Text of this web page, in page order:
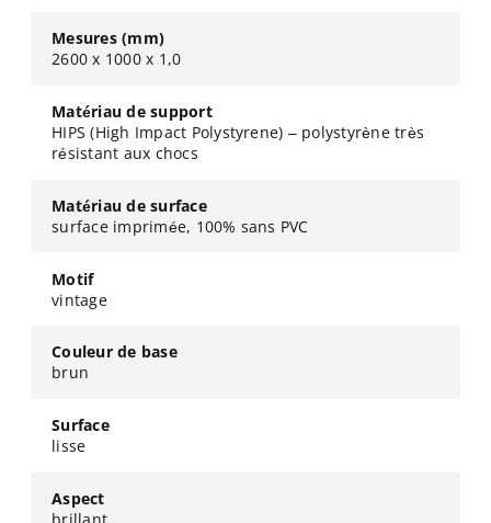
Mesures (mm)
2600 x 1000 x 1,0
Matériau de support
HIPS (High Impact Polystyrene) – polystyrène très
résistant aux chocs
Matériau de surface
surface imprimée, 100% sans PVC
Motif
vintage
Couleur de base
brun
Surface
lisse
Aspect